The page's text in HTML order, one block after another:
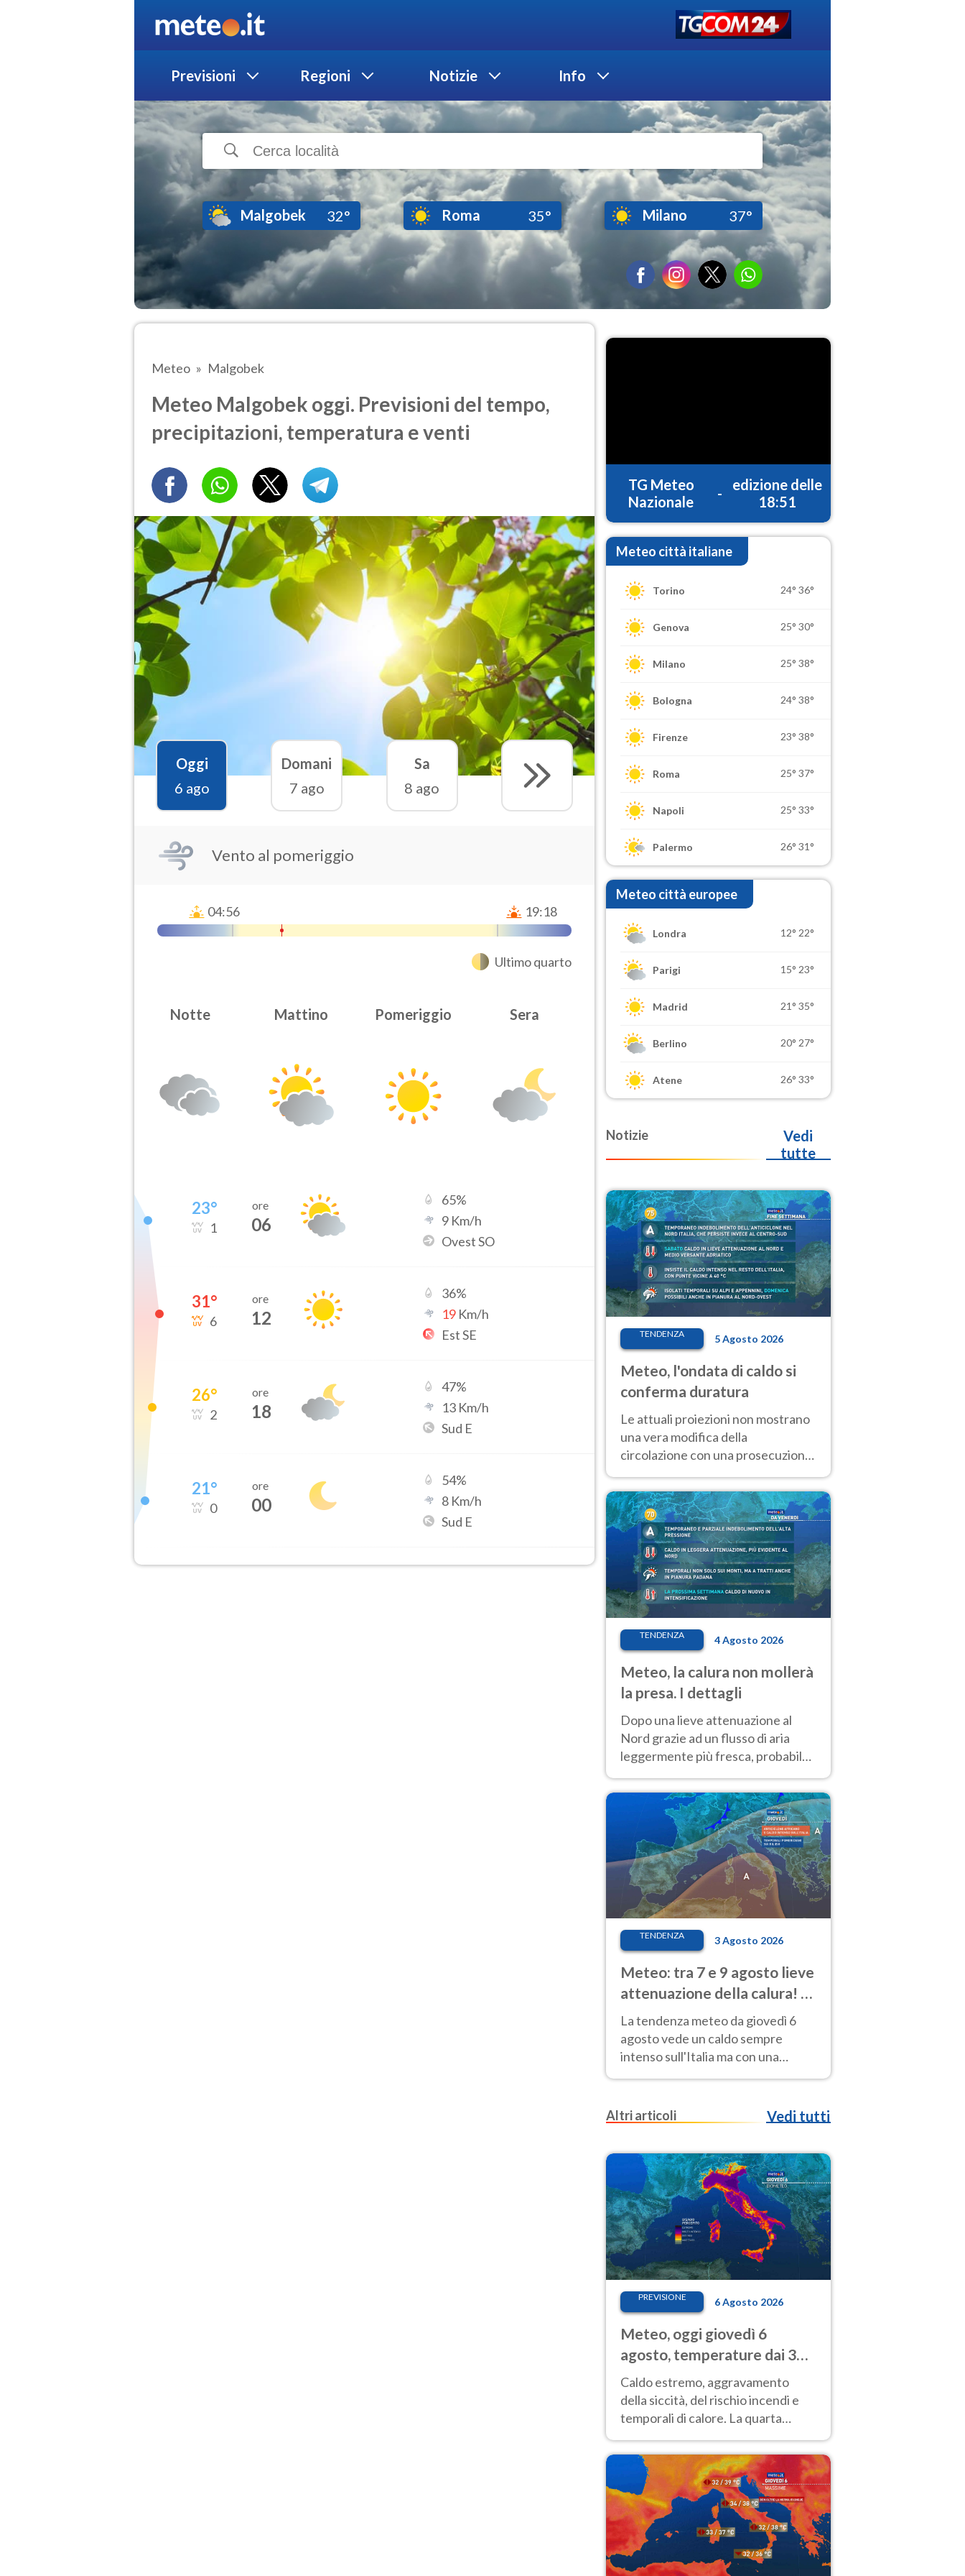
Previsioni Regioni Notizie Info
Malgobek 32° Roma 35° Milano 37°
Meteo Malgobek
Meteo Malgobek oggi. Previsioni del tempo,
precipitazioni, temperatura e venti
Oggi
6 ago
Domani
7 ago
Sa
8 ago
Vento al pomeriggio
04:56 19:18
Ultimo quarto
Notte Mattino Pomeriggio Sera
23°
1
ore
06
65%
9 Km/h
Ovest SO
31°
6
ore
12
36%
19 Km/h
Est SE
26°
2
ore
18
47%
13 Km/h
Sud E
21°
0
ore
00
54%
8 Km/h
Sud E
TG Meteo
Nazionale
-
edizione delle
18:51
Meteo città italiane
Torino 24° 36°
Genova 25° 30°
Milano 25° 38°
Bologna 24° 38°
Firenze 23° 38°
Roma 25° 37°
Napoli 25° 33°
Palermo 26° 31°
Meteo città europee
Londra 12° 22°
Parigi 15° 23°
Madrid 21° 35°
Berlino 20° 27°
Atene 26° 33°
Notizie
Vedi
tutte
TENDENZA 5 Agosto 2026
Meteo, l'ondata di caldo si
conferma duratura
Le attuali proiezioni non mostrano
una vera modifica della
circolazione con una prosecuzione
giorni, compresa la settimana di
Ferragosto
TENDENZA 4 Agosto 2026
Meteo, la calura non mollerà
la presa. I dettagli
Dopo una lieve attenuazione al
Nord grazie ad un flusso di aria
leggermente più fresca, probabile
africano entro Ferragosto
TENDENZA 3 Agosto 2026
Meteo: tra 7 e 9 agosto lieve
attenuazione della calura! Al
Nord rischio temporali
La tendenza meteo da giovedì 6
agosto vede un caldo sempre
intenso sull'Italia ma con una
parziale e lieve attenuazione tra il 7
Altri articoli
Vedi tutti
PREVISIONE 6 Agosto 2026
Meteo, oggi giovedì 6
agosto, temperature dai 33
ai 40 gradi
Caldo estremo, aggravamento
della siccità, del rischio incendi e
temporali di calore. La quarta
tregua e durerà fino Ferragosto